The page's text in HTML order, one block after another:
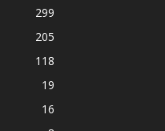
299
205
118
19
16